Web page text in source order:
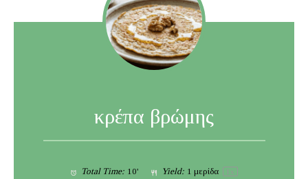
κρέπα βρώμης
Total Time: 10' Yield: 1 μερίδα 1 x